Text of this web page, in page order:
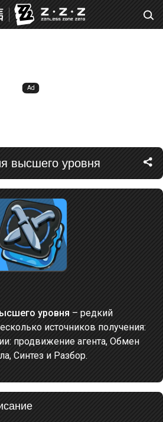
высшего уровня
уровня – редкий
источников получения:
продвижение агента, Обмен
Синтез и Разбор.